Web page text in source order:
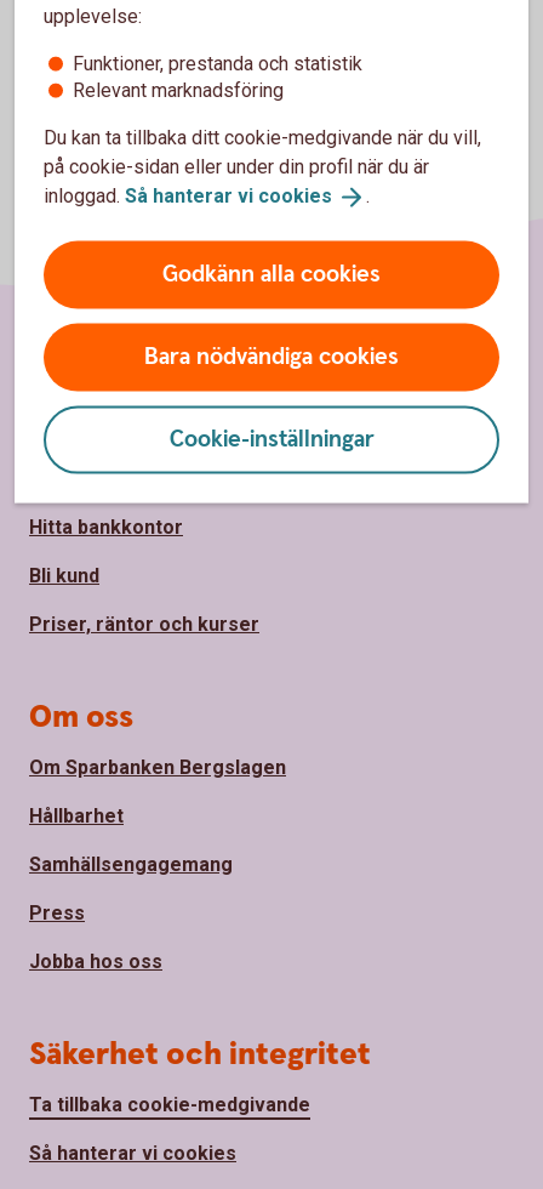
upplevelse:
Funktioner, prestanda och statistik
Relevant marknadsföring
Du kan ta tillbaka ditt cookie-medgivande när du vill,
på cookie-sidan eller under din profil när du är
inloggad. Så hanterar vi cookies .
Godkänn alla cookies
Bara nödvändiga cookies
Cookie-inställningar
Sidfot
Hitta snabbt
Kundservice
Spärrhjälp
Hitta bankkontor
Bli kund
Priser, räntor och kurser
Om oss
Om Sparbanken Bergslagen
Hållbarhet
Samhällsengagemang
Press
Jobba hos oss
Säkerhet och integritet
Ta tillbaka cookie-medgivande
Så hanterar vi cookies